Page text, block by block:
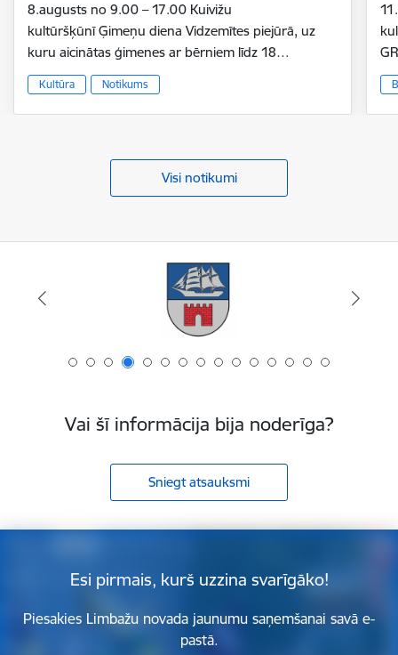
8.augusts no 9.00 – 17.00 Kuivižu
kultūršķūnī Ģimeņu diena Vidzemītes piejūrā, uz
kuru aicinātas ģimenes ar bērniem līdz 18…
Kultūra Notikums
Visi notikumi
Vai šī informācija bija noderīga?
Sniegt atsauksmi
Esi pirmais, kurš uzzina svarīgāko!
Piesakies Limbažu novada jaunumu saņemšanai savā e-
pastā.